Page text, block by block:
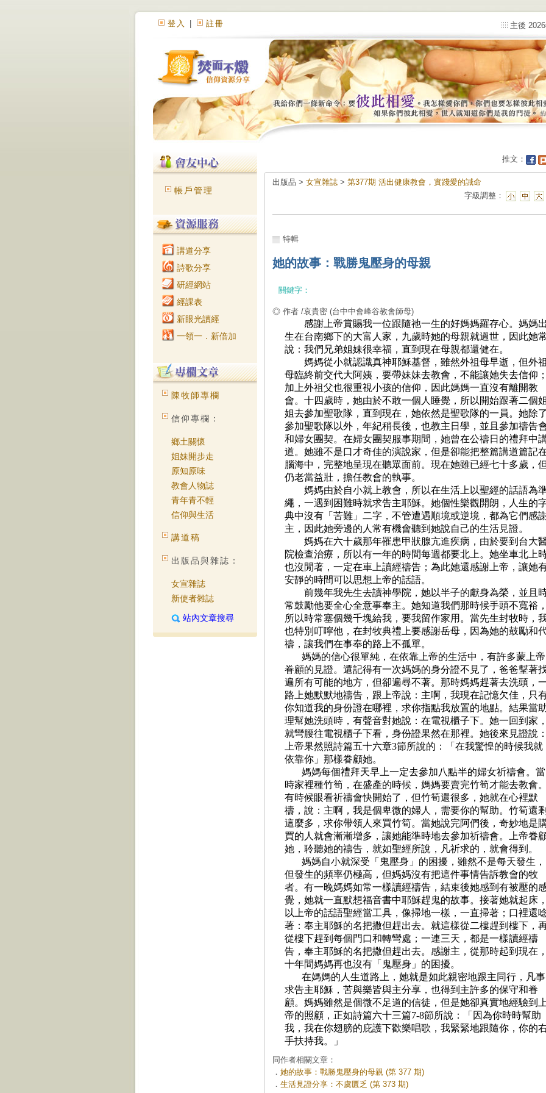
登入 註冊 主後
帳戶管理
講道分享
詩歌分享
研經網站
經課表
新眼光讀經
一領一．新倍加
陳牧師專欄
信仰專欄：
鄉土關懷
姐妹開步走
原知原味
教會人物誌
青年青不輕
信仰與生活
講道稿
出版品與雜誌：
女宣雜誌
新使者雜誌
站內文章搜尋
推文：
出版品 > 女宣雜誌 > 第377期 活出健康教會，實踐愛的誡命
字級調整：
特輯
她的故事：戰勝鬼壓身的母親
關鍵字：
◎ 作者 /哀貴密 (台中中會峰谷教會師母)
感謝上帝賞賜我一位跟隨祂一生的好媽媽羅存心。媽媽出
生在台南鄉下的大富人家，九歲時她的母親就過世，因此她常
說：我們兄弟姐妹很幸福，直到現在母親都還健在。
媽媽從小就認識真神耶穌基督，雖然外祖母早逝，但外祖
母臨終前交代大阿姨，要帶妹妹去教會，不能讓她失去信仰；
加上外祖父也很重視小孩的信仰，因此媽媽一直沒有離開教
會。十四歲時，她由於不敢一個人睡覺，所以開始跟著二個姐
姐去參加聖歌隊，直到現在，她依然是聖歌隊的一員。她除了
參加聖歌隊以外，年紀稍長後，也教主日學，並且參加禱告
和婦女團契。在婦女團契服事期間，她曾在公禱日的禮拜中
道。她雖不是口才奇佳的演說家，但是卻能把整篇講道篇記
腦海中，完整地呈現在聽眾面前。現在她雖已經七十多歲，但
仍老當益壯，擔任教會的執事。
媽媽由於自小就上教會，所以在生活上以聖經的話語為
繩，一遇到困難時就求告主耶穌。她個性樂觀開朗，人生的
典中沒有「苦難」二字，不管遭遇順境或逆境，都為它們感
主，因此她旁邊的人常有機會聽到她說自己的生活見證。
媽媽在六十歲那年罹患甲狀腺亢進疾病，由於要到台大
院檢查治療，所以有一年的時間每週都要北上。她坐車北上
也沒閒著，一定在車上讀經禱告；為此她還感謝上帝，讓她
安靜的時間可以思想上帝的話語。
前幾年我先生去讀神學院，她以半子的獻身為榮，並且
常鼓勵他要全心全意事奉主。她知道我們那時候手頭不寬裕，
所以時常塞個幾千塊給我，要我留作家用。當先生封牧時，
也特別叮嚀他，在封牧典禮上要感謝岳母，因為她的鼓勵和
禱，讓我們在事奉的路上不孤單。
媽媽的信心很單純，在依靠上帝的生活中，有許多蒙上帝
眷顧的見證。還記得有一次媽媽的身分證不見了，爸爸鞤著
遍所有可能的地方，但卻遍尋不著。那時媽媽趕著去洗頭，
路上她默默地禱告，跟上帝說：主啊，我現在記憶欠佳，只
你知道我的身份證在哪裡，求你指點我放置的地點。結果當
理幫她洗頭時，有聲音對她說：在電視櫃子下。她一回到家，
就彎腰往電視櫃子下看，身份證果然在那裡。她後來見證說：
上帝果然照詩篇五十六章3節所說的：「在我驚惶的時候我就
依靠你」那樣眷顧她。
媽媽每個禮拜天早上一定去參加八點半的婦女祈禱會。當
時家裡種竹筍，在盛產的時候，媽媽要賣完竹筍才能去教會。
有時候眼看祈禱會快開始了，但竹筍還很多，她就在心裡默
禱，說：主啊，我是個卑微的婦人，需要你的幫助。竹筍還剩
這麼多，求你帶領人來買竹筍。當她說完阿們後，奇妙地是
買的人就會漸漸增多，讓她能準時地去參加祈禱會。上帝眷
她，聆聽她的禱告，就如聖經所說，凡祈求的，就會得到。
媽媽自小就深受「鬼壓身」的困擾，雖然不是每天發生，
但發生的頻率仍極高，但媽媽沒有把這件事情告訴教會的牧
者。有一晚媽媽如常一樣讀經禱告，結束後她感到有被壓的
覺，她就一直默想福音書中耶穌趕鬼的故事。接著她就起床，
以上帝的話語聖經當工具，像掃地一樣，一直掃著；口裡還
著：奉主耶穌的名把撒但趕出去。就這樣從二樓趕到樓下，
從樓下趕到每個門口和轉彎處；一連三天，都是一樣讀經禱
告，奉主耶穌的名把撒但趕出去。感謝主，從那時起到現在，
十年間媽媽再也沒有「鬼壓身」的困擾。
在媽媽的人生道路上，她就是如此親密地跟主同行，凡事
求告主耶穌，苦與樂皆與主分享，也得到主許多的保守和眷
顧。媽媽雖然是個微不足道的信徒，但是她卻真實地經驗到上
帝的照顧，正如詩篇六十三篇7-8節所說：「因為你時時幫助
我，我在你翅膀的庇護下歡樂唱歌，我緊緊地跟隨你，你的
手扶持我。」
同作者相關文章：
． 她的故事：戰勝鬼壓身的母親 (第 377 期)
． 生活見證分享：不虞匱乏 (第 373 期)